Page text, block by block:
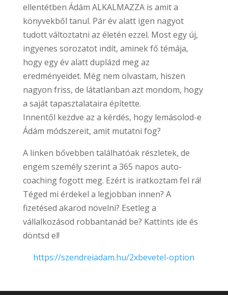
ellentétben Ádám ALKALMAZZA is amit a
könyvekből tanul. Pár év alatt igen nagyot
tudott változtatni az életén ezzel. Most egy új,
ingyenes sorozatot indít, aminek fő témája,
hogy egy év alatt duplázd meg az
eredményeidet. Még nem olvastam, hiszen
nagyon friss, de látatlanban azt mondom, hogy
a saját tapasztalataira építette.
Innentől kezdve az a kérdés, hogy lemásolod-e
Ádám módszereit, amit mutatni fog?
A linken bővebben találhatóak részletek, de
engem személy szerint a 365 napos auto-
coaching fogott meg. Ezért is iratkoztam fel rá!
Téged mi érdekel a legjobban innen? A
fizetésed akarod növelni? Esetleg a
vállalkozásod robbantanád be? Kattints ide és
döntsd el!
https://szendreiadam.hu/2xbevetel-option